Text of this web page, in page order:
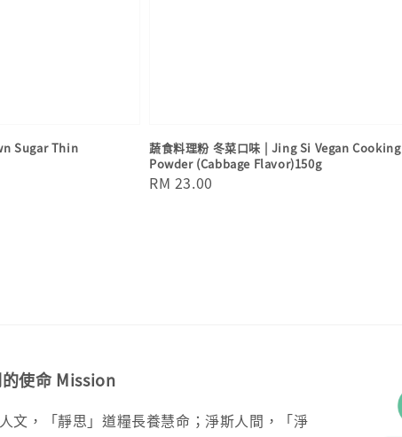
Sugar Thin
蔬食料理粉 冬菜口味 | Jing Si Vegan Cooking
Powder (Cabbage Flavor)150g
Regular
RM 23.00
使命 Mission
文，「靜思」道糧長養慧命；淨斯人間，「淨